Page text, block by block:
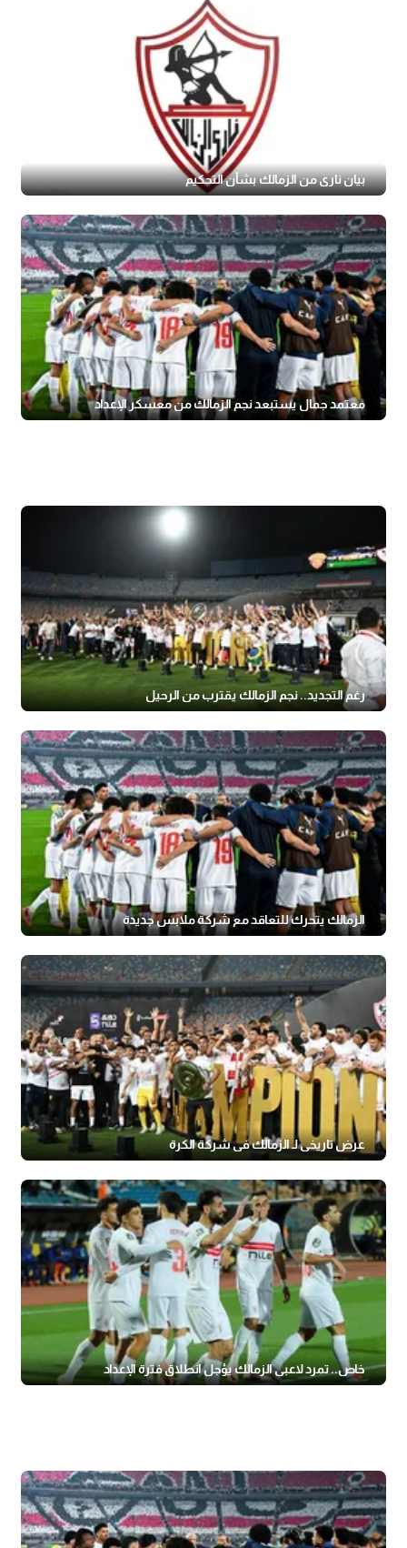
بيان ناري من الزمالك بشأن التحكيم
معتمد جمال يستبعد نجم الزمالك من معسكر الإعداد
رغم التجديد.. نجم الزمالك يقترب من الرحيل
الزمالك يتحرك للتعاقد مع شركة ملابس جديدة
عرض تاريخي لـ الزمالك في شركة الكرة
خاص.. تمرد لاعبي الزمالك يؤجل انطلاق فترة الإعداد